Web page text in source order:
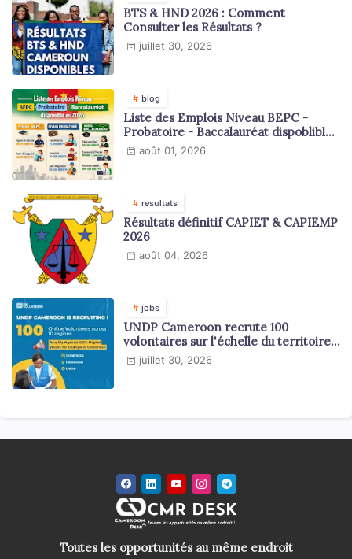
BTS & HND 2026 : Comment
Consulter les Résultats ?
juillet 30, 2026
blog
Liste des Emplois Niveau BEPC -
Probatoire - Baccalauréat dispoblible
en 2026
août 01, 2026
resultats
Résultats définitif CAPIET & CAPIEMP
2026
août 04, 2026
jobs
UNDP Cameroon recrute 100
volontaires sur l'échelle du territoire
national
juillet 30, 2026
Toutes les opportunités au même endroit